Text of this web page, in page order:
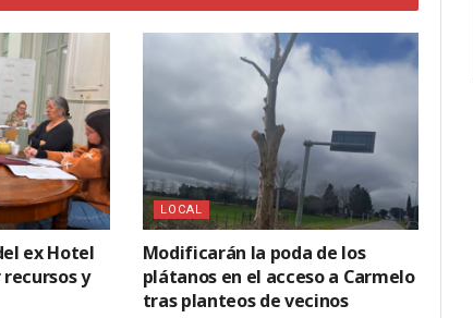
ex Hotel
y
LOCAL
Modificarán la poda de los
plátanos en el acceso a Carmelo
tras planteos de vecinos